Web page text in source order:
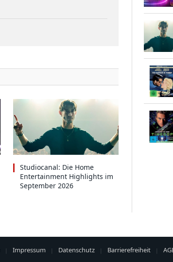
Studiocanal: Die Home
Entertainment Highlights im
September 2026
Impressum Datenschutz Barrierefreiheit